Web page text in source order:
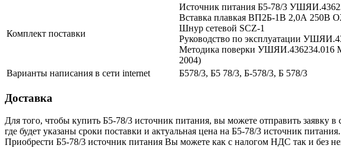
Комплект поставки
Источник питания Б5-78/3
Вставка плавкая ВП2Б-1В 2,0А 250В
Шнур сетевой SCZ-1
Руководство по эксплуатации
Методика поверки
2004)
Варианты написания в сети internet
Б578/3, Б5 78/3, Б-578/3, Б 578/3
Доставка
Для того, чтобы купить Б5-78/3 источник питания, вы можете отправить заявку
где будет указаны сроки поставки и актуальная цена на Б5-78/3 источник
Приобрести Б5-78/3 источник питания Вы можете как с налогом НДС так и без